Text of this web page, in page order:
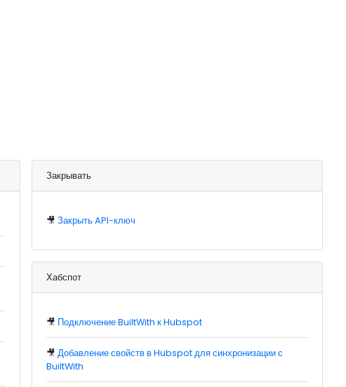
Закрывать
🎥 Закрыть API-ключ
Хабспот
🎥 Подключение BuiltWith к Hubspot
🎥 Добавление свойств в Hubspot для синхронизации с
BuiltWith